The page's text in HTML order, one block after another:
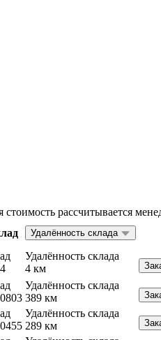
рассчитывается
Удалённость склада
Удалённость склада
4 км
Удалённость склада
389 км
Удалённость склада
289 км